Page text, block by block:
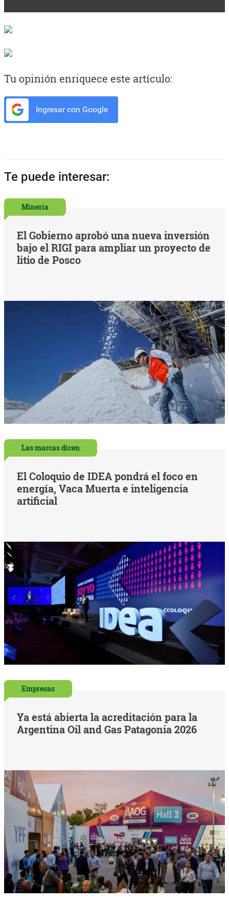
Tu opinión enriquece este artículo:
Ingresar con Google
Te puede interesar:
Minería
El Gobierno aprobó una nueva inversión
bajo el RIGI para ampliar un proyecto de
litio de Posco
Las marcas dicen
El Coloquio de IDEA pondrá el foco en
energía, Vaca Muerta e inteligencia
artificial
Empresas
Ya está abierta la acreditación para la
Argentina Oil and Gas Patagonia 2026